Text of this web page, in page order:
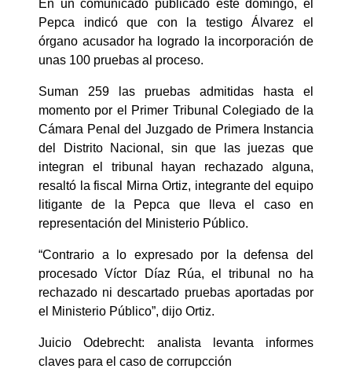
En un comunicado publicado este domingo, el
Pepca indicó que con la testigo Álvarez el
órgano acusador ha logrado la incorporación de
unas 100 pruebas al proceso.
Suman 259 las pruebas admitidas hasta el
momento por el Primer Tribunal Colegiado de la
Cámara Penal del Juzgado de Primera Instancia
del Distrito Nacional, sin que las juezas que
integran el tribunal hayan rechazado alguna,
resaltó la fiscal Mirna Ortiz, integrante del equipo
litigante de la Pepca que lleva el caso en
representación del Ministerio Público.
“Contrario a lo expresado por la defensa del
procesado Víctor Díaz Rúa, el tribunal no ha
rechazado ni descartado pruebas aportadas por
el Ministerio Público”, dijo Ortiz.
Juicio Odebrecht: analista levanta informes
claves para el caso de corrupcción